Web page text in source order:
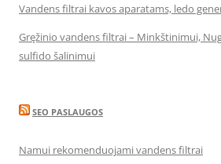
Vandens filtrai kavos aparatams, ledo
Gręžinio vandens filtrai – Minkštinimui,
sulfido šalinimui
SEO PASLAUGOS
Namui rekomenduojami vandens filtrai